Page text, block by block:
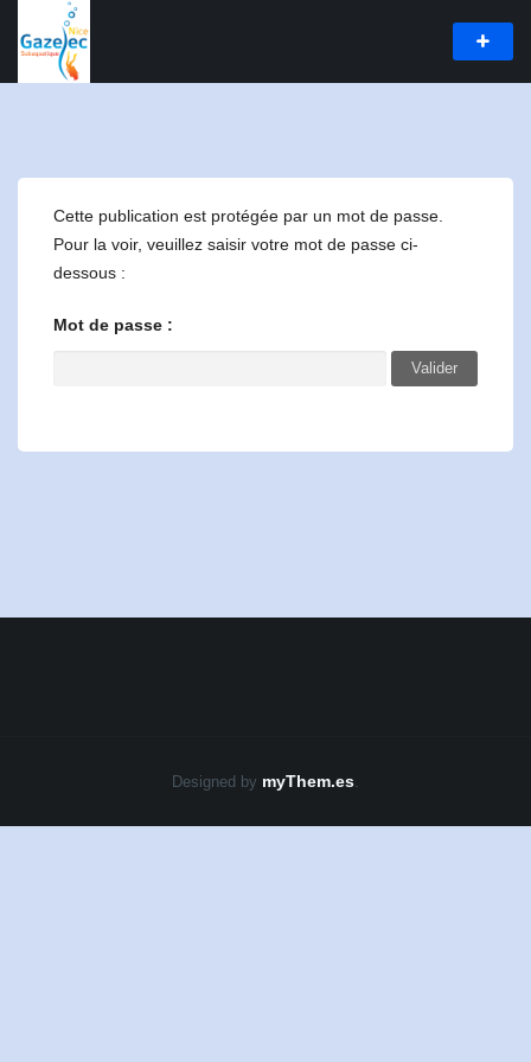
Cette publication est protégée par un mot de passe.
Pour la voir, veuillez saisir votre mot de passe ci-
dessous :
Mot de passe :
Designed by myThem.es.